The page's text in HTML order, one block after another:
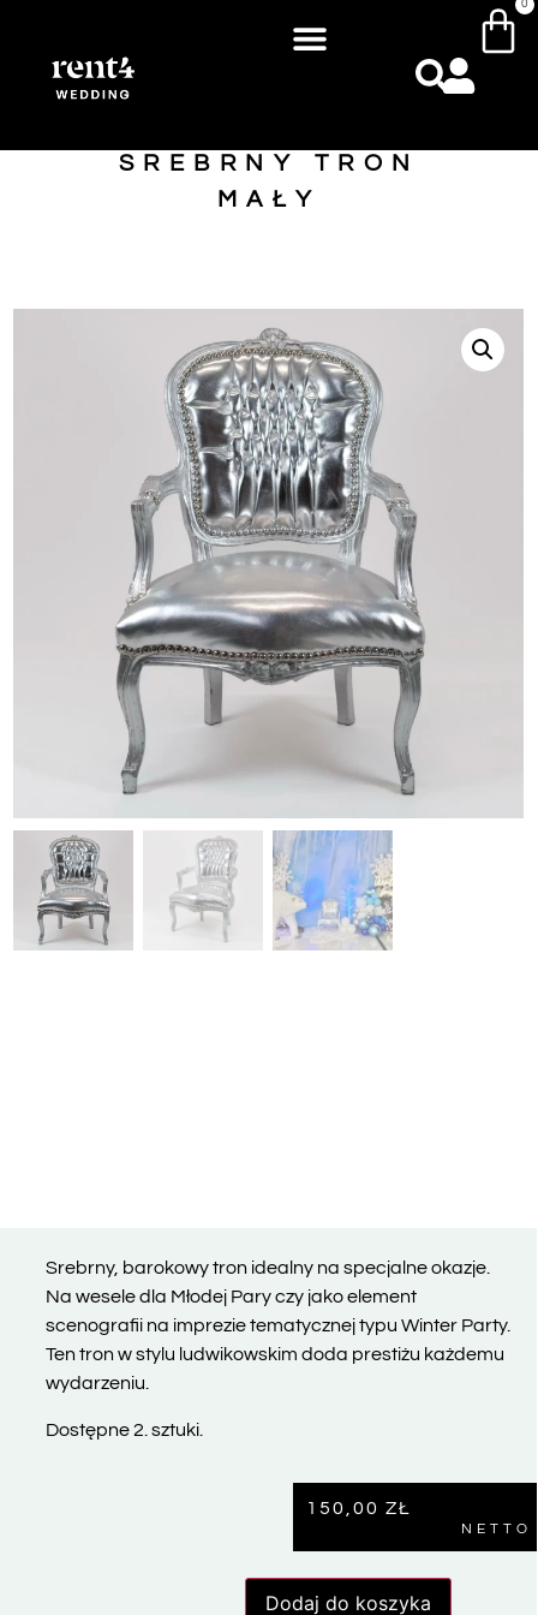
0
SREBRNY TRON
MAŁY
Srebrny, barokowy tron idealny na specjalne okazje.
Na wesele dla Młodej Pary czy jako element
scenografii na imprezie tematycznej typu Winter Party.
Ten tron w stylu ludwikowskim doda prestiżu każdemu
wydarzeniu.
Dostępne 2. sztuki.
150,00 ZŁ
NETTO
Dodaj do koszyka